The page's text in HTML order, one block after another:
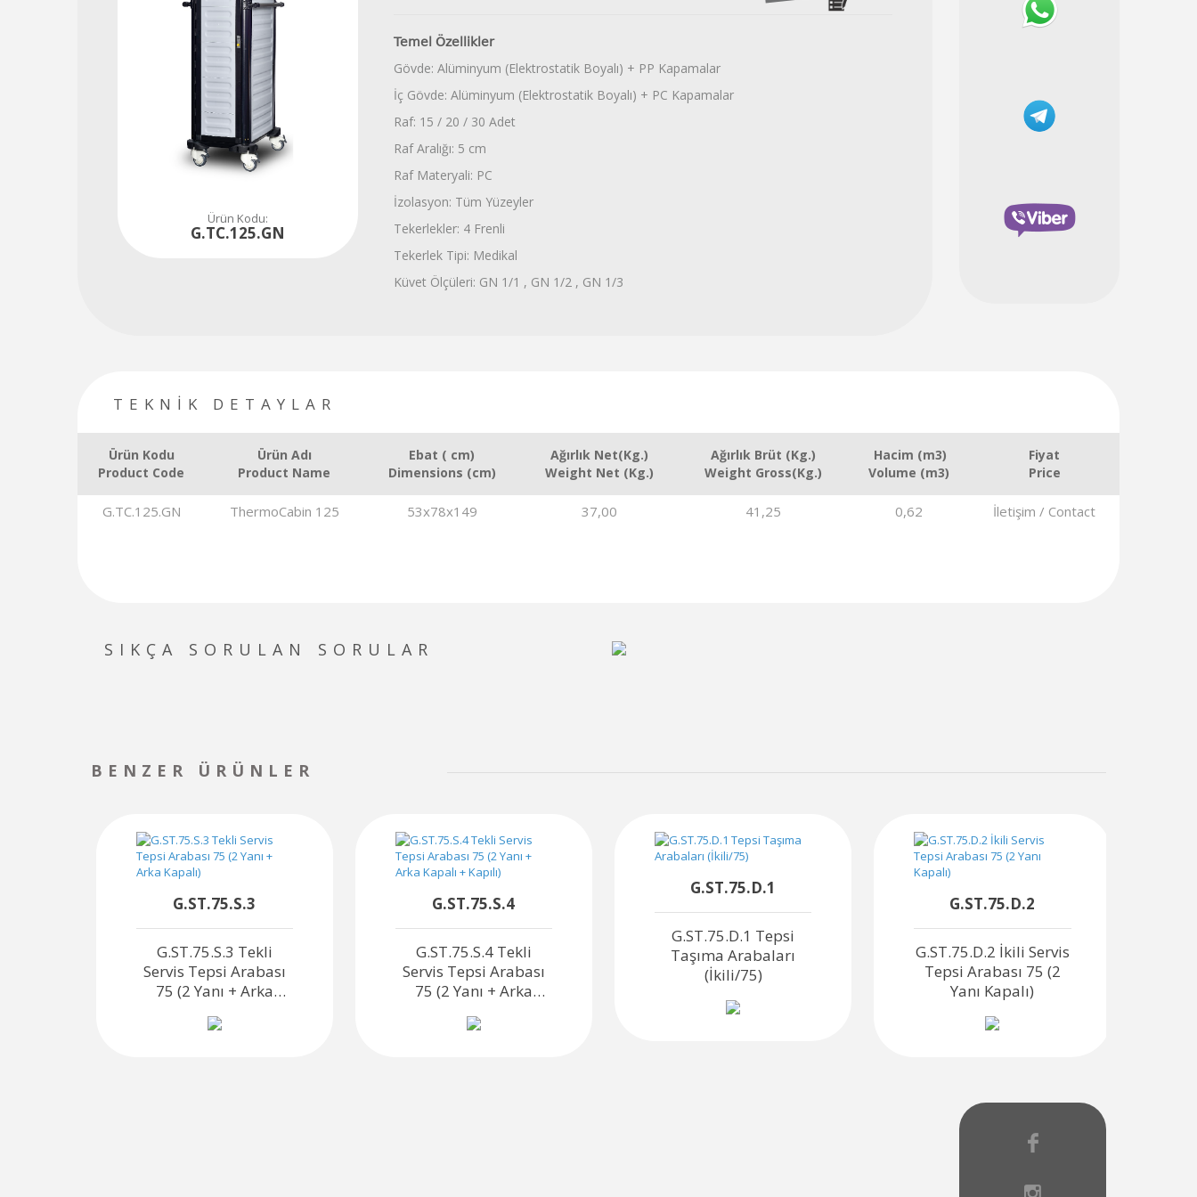
Ürün Kodu:
G.TC.125.GN
Temel Özellikler
Gövde: Alüminyum (Elektrostatik Boyalı) + PP Kapamalar
İç Gövde: Alüminyum (Elektrostatik Boyalı) + PC Kapamalar
Raf: 15 / 20 / 30 Adet
Raf Aralığı: 5 cm
Raf Materyali: PC
İzolasyon: Tüm Yüzeyler
Tekerlekler: 4 Frenli
Tekerlek Tipi: Medikal
Küvet Ölçüleri: GN 1/1 , GN 1/2 , GN 1/3
TEKNİK DETAYLAR
Ürün Kodu
Product Code
Ürün Adı
Product Name
Ebat ( cm)
Dimensions (cm)
Ağırlık Net(Kg.)
Weight Net (Kg.)
Ağırlık Brüt (Kg.)
Weight Gross(Kg.)
Hacim (m3)
Volume (m3)
Fiyat
Price
G.TC.125.GN ThermoCabin 125 53x78x149 37,00 41,25 0,62 İletişim / Contact
SIKÇA SORULAN SORULAR
BENZER ÜRÜNLER
G.ST.75.S.3
G.ST.75.S.3 Tekli
Servis Tepsi Arabası
75 (2 Yanı + Arka
G.ST.75.S.4
G.ST.75.S.4 Tekli
Servis Tepsi Arabası
75 (2 Yanı + Arka
G.ST.75.D.1
G.ST.75.D.1 Tepsi
Taşıma Arabaları
(İkili/75)
G.ST.75.D.2
G.ST.75.D.2 İkili Servis
Tepsi Arabası 75 (2
Yanı Kapalı)